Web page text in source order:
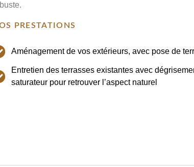
PRESTATIONS
Aménagement de vos extérieurs, avec pose de
Entretien des terrasses existantes avec
saturateur pour retrouver l’aspect naturel